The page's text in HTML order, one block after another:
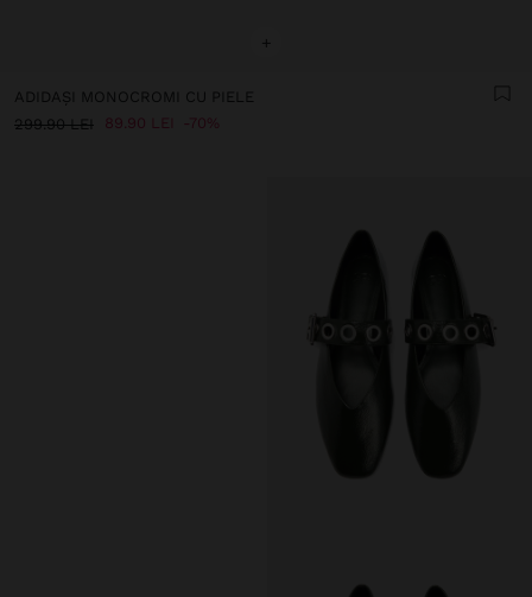
+
ADIDAȘI MONOCROMI CU PIELE
299.90 LEI
89.90 LEI 70%